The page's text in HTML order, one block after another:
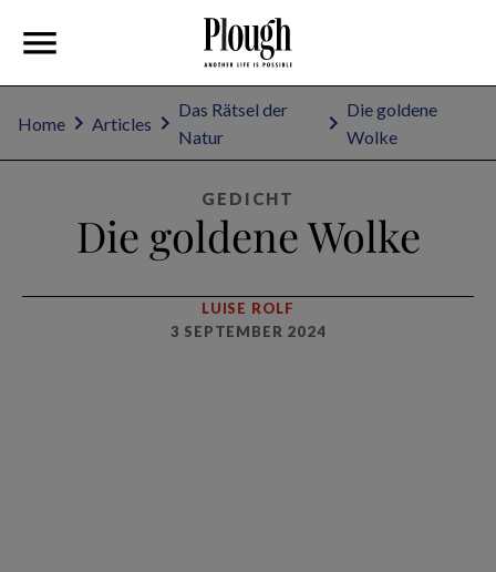
Home Articles
Das Rätsel der
Natur
Die goldene
Wolke
GEDICHT
Die goldene Wolke
LUISE ROLF
3 SEPTEMBER 2024